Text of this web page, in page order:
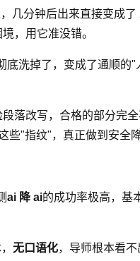
分钟后出来直接变成
，用它准没错。
洗掉了，变成了通顺
落改写，合格的部分完
"指纹"，真正做到安全降
ai 降 ai的成功率极高，基
无口语化，导师根本看